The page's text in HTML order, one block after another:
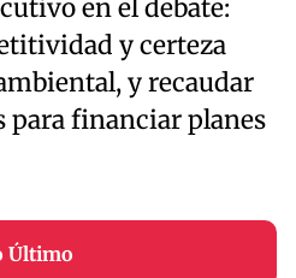
en el debate:
y certeza
y recaudar
financiar planes
Último